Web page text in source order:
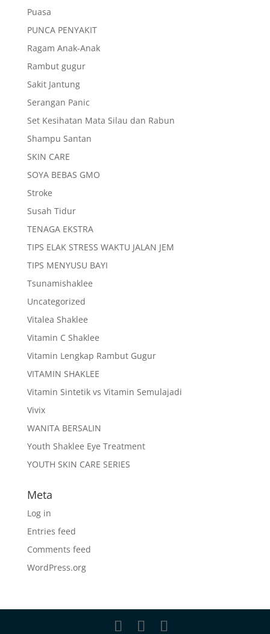
Puasa
PUNCA PENYAKIT
Ragam Anak-Anak
Rambut gugur
Sakit Jantung
Serangan Panic
Set Kesihatan Mata Silau dan Rabun
Shampu Santan
SKIN CARE
SOYA BEBAS GMO
Stroke
Susah Tidur
TENAGA EKSTRA
TIPS ELAK STRESS WAKTU JALAN JEM
TIPS MENYUSU BAYI
Tsunamishaklee
Uncategorized
Vitalea Shaklee
Vitamin C Shaklee
Vitamin Lengkap Rambut Gugur
VITAMIN SHAKLEE
Vitamin Sintetik vs Vitamin Semulajadi
Vivix
WANITA BERSALIN
Youth Shaklee Eye Treatment
YOUTH SKIN CARE SERIES
Meta
Log in
Entries feed
Comments feed
WordPress.org